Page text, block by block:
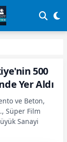
500
Yer Aldı
ve Beton,
Süper Film
Sanayi